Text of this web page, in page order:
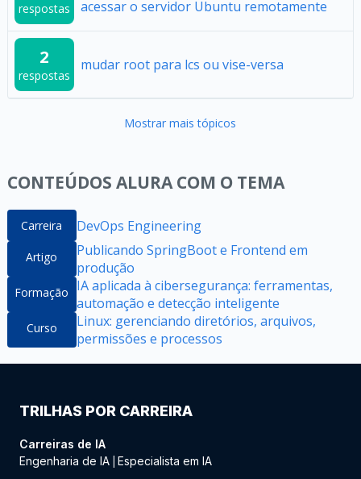
respostas
acessar o servidor Ubuntu remotamente
2
respostas
mudar root para lcs ou vise-versa
Mostrar mais tópicos
CONTEÚDOS ALURA COM O TEMA
Carreira DevOps Engineering
Artigo
Publicando SpringBoot e Frontend em
produção
Formação
IA aplicada à cibersegurança: ferramentas,
automação e detecção inteligente
Curso
Linux: gerenciando diretórios, arquivos,
permissões e processos
TRILHAS POR CARREIRA
Carreiras de IA
Engenharia de IA Especialista em IA